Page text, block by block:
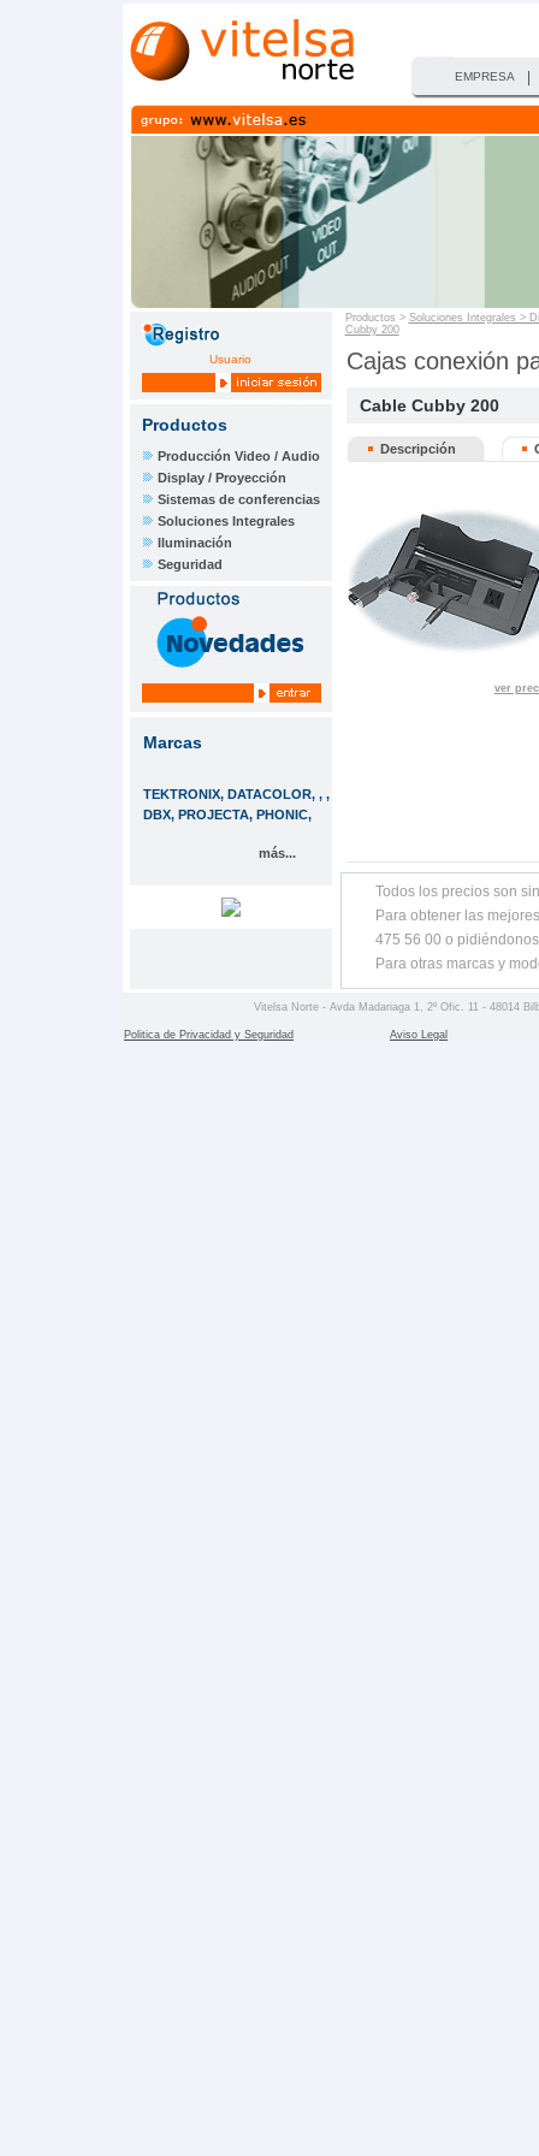
EMPRESA
Usuario
Productos
Producción Video / Audio
Display / Proyección
Sistemas de conferencias
Soluciones Integrales
Iluminación
Seguridad
Marcas
TEKTRONIX, DATACOLOR, , ,
DBX, PROJECTA, PHONIC,
más...
Productos > Soluciones Integrales >
Cubby 200
Cajas conexión
Cable Cubby 200
Descripción
ver
Todos los precios son
Para obtener las
475 56 00 o
Para otras marcas y
Vitelsa Norte - Avda Madariaga 1, 2º Ofic. 11 - 48014
Politica de Privacidad y Seguridad Aviso Legal